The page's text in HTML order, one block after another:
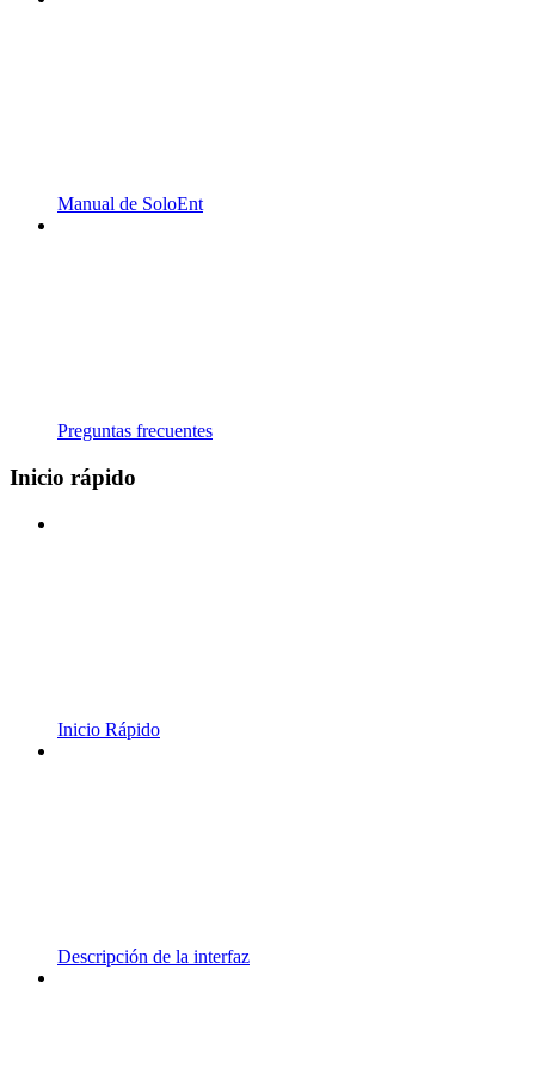
Manual de SoloEnt
Preguntas frecuentes
Inicio rápido
Inicio Rápido
Descripción de la interfaz